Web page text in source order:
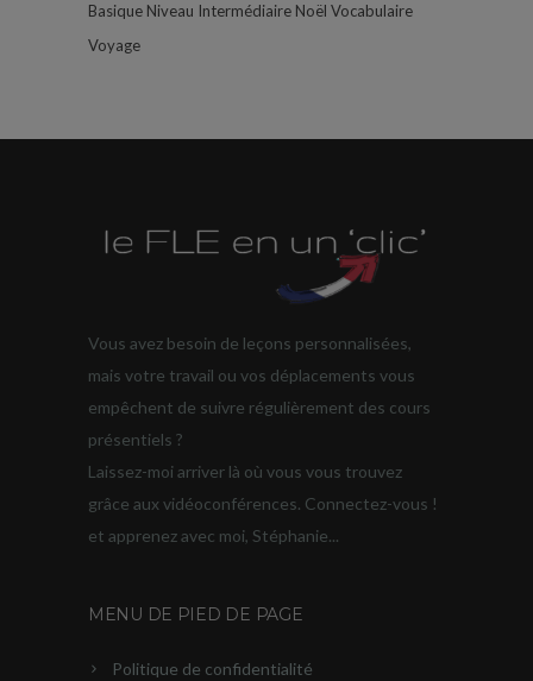
Basique Niveau Intermédiaire Noël Vocabulaire
Voyage
Vous avez besoin de leçons personnalisées,
mais votre travail ou vos déplacements vous
empêchent de suivre régulièrement des cours
présentiels ?
Laissez-moi arriver là où vous vous trouvez
grâce aux vidéoconférences. Connectez-vous !
et apprenez avec moi, Stéphanie...
MENU DE PIED DE PAGE
Politique de confidentialité